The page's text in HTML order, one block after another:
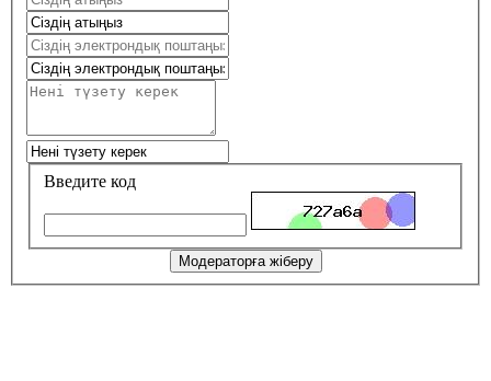
Введите код
Модераторға жіберу